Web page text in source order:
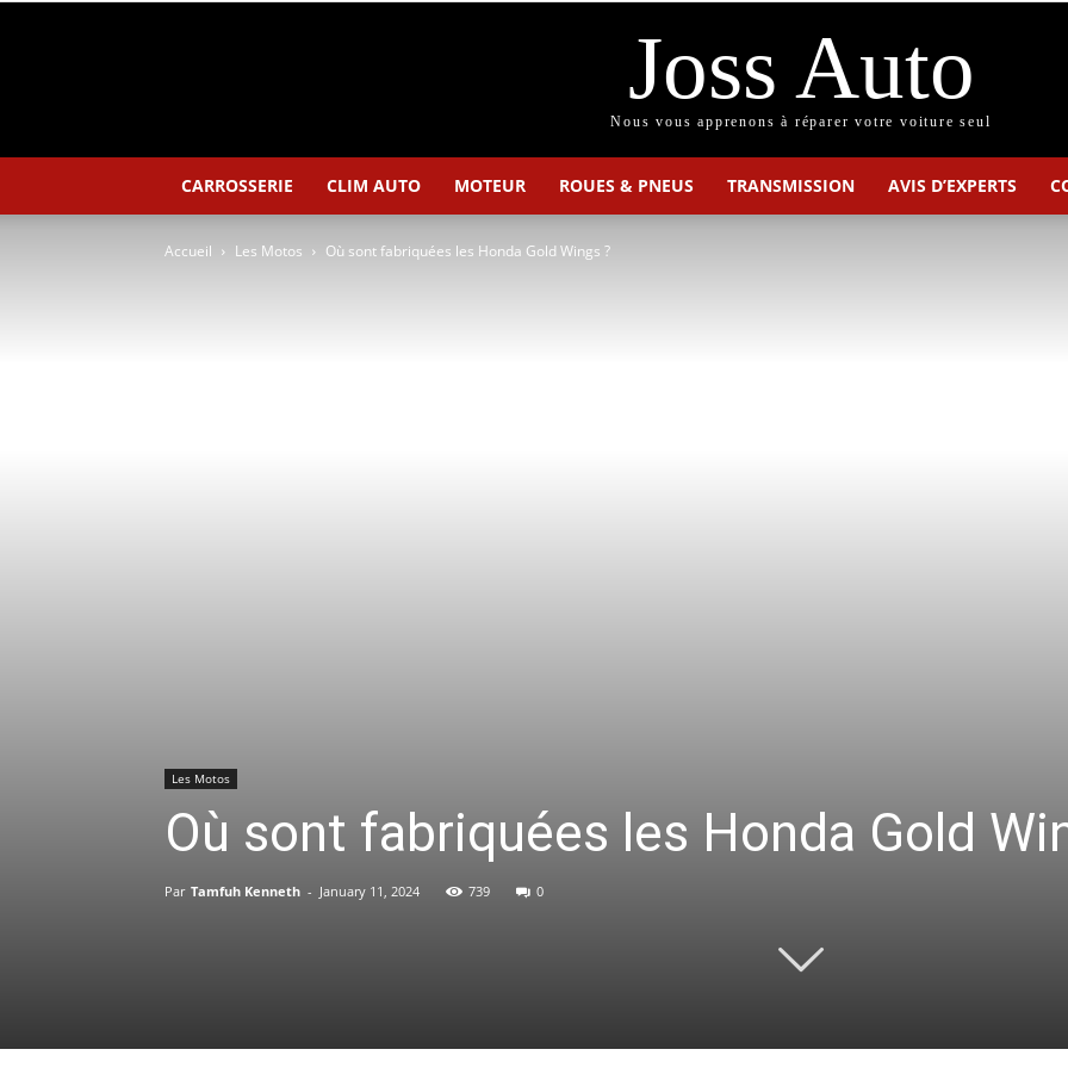
Joss Auto
Nous vous apprenons à réparer votre voiture seul
CARROSSERIE CLIM AUTO MOTEUR ROUES & PNEUS TRANSMISSION AVIS D’EXPERTS
Accueil Les Motos Où sont fabriquées les Honda Gold Wings ?
Les Motos
Où sont fabriquées les Honda Gold
Par Tamfuh Kenneth - January 11, 2024 739 0